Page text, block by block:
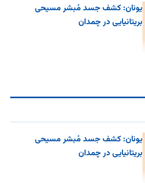
یونان: کشف جسد مُبشر مسیحی
بریتانیایی در چمدان
یونان: کشف جسد مُبشر مسیحی
بریتانیایی در چمدان